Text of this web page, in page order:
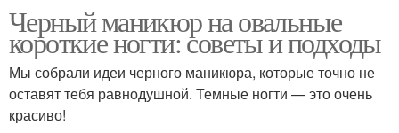
Черный маникюр на овальные
короткие ногти: советы и подходы
Мы собрали идеи черного маникюра, которые точно не
оставят тебя равнодушной. Темные ногти — это очень
красиво!